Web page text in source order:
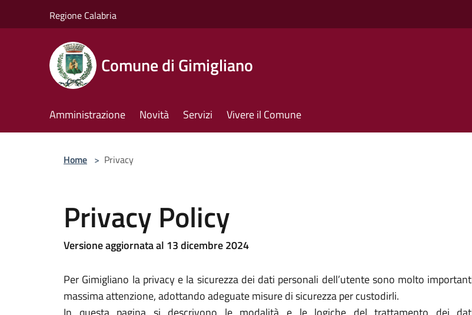
Regione Calabria
Comune di Gimigliano
Amministrazione Novità Servizi Vivere il Comune
Home > Privacy
Privacy Policy
Versione aggiornata al 13 dicembre 2024
Per Gimigliano la privacy e la sicurezza dei dati personali dell’utente sono molto
massima attenzione, adottando adeguate misure di sicurezza per custodirli.